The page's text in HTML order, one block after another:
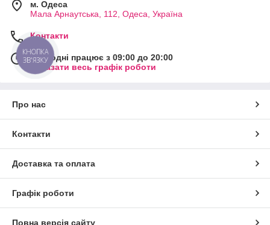
м. Одеса
Мала Арнаутська, 112, Одеса, Україна
Контакти
Сьогодні працює з 09:00 до 20:00
Показати весь графік роботи
Про нас
Контакти
Доставка та оплата
Графік роботи
Повна версія сайту
КНОПКА
ЗВ'ЯЗКУ